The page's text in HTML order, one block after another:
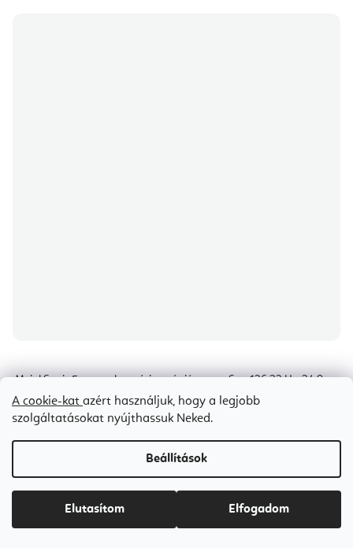
A cookie-kat azért használjuk, hogy a legjobb
szolgáltatásokat nyújthassuk Neked.
Beállítások
Elutasítom Elfogadom
Meinl Sonic Energy planetáris terápiás tuner Sun 126,22 Hz, 24,9 cm
Ft29 500